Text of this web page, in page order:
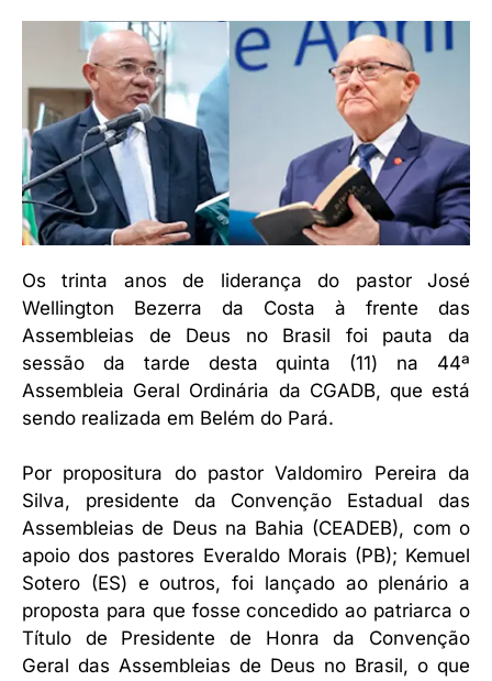
Os trinta anos de liderança do pastor José
Wellington Bezerra da Costa à frente das
Assembleias de Deus no Brasil foi pauta da
sessão da tarde desta quinta (11) na 44ª
Assembleia Geral Ordinária da CGADB, que está
sendo realizada em Belém do Pará.
Por propositura do pastor Valdomiro Pereira da
Silva, presidente da Convenção Estadual das
Assembleias de Deus na Bahia (CEADEB), com o
apoio dos pastores Everaldo Morais (PB); Kemuel
Sotero (ES) e outros, foi lançado ao plenário a
proposta para que fosse concedido ao patriarca o
Título de Presidente de Honra da Convenção
Geral das Assembleias de Deus no Brasil, o que